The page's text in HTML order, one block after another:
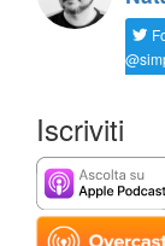
Iscriviti